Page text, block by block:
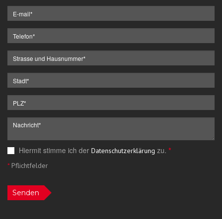
Hiermit stimme ich der Datenschutzerklärung zu. *
*Pflichtfelder
Senden